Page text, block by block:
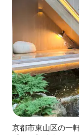
京都市東山区の一